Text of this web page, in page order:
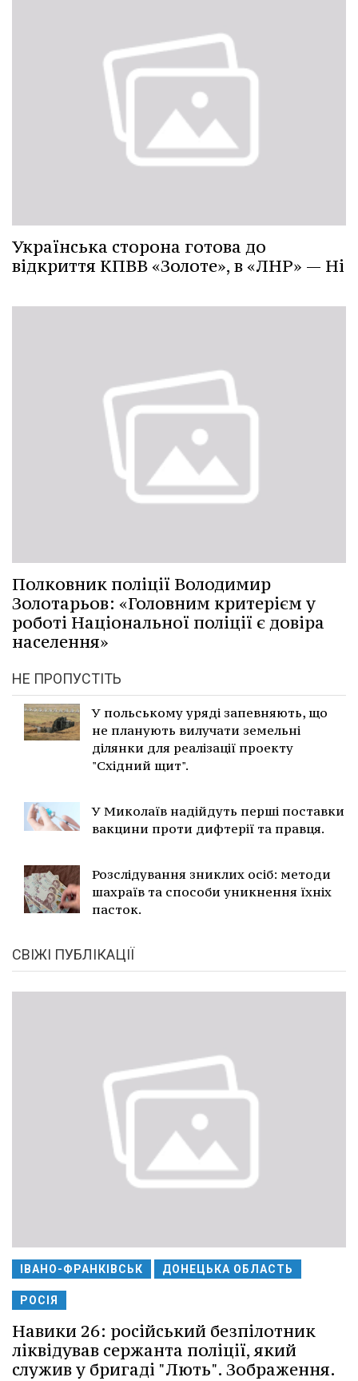
Українська сторона готова до
відкриття КПВВ «Золоте», в «ЛНР» — Ні
Полковник поліції Володимир
Золотарьов: «Головним критерієм у
роботі Національної поліції є довіра
населення»
НЕ ПРОПУСТІТЬ
У польському уряді запевняють, що
не планують вилучати земельні
ділянки для реалізації проекту
"Східний щит".
У Миколаїв надійдуть перші поставки
вакцини проти дифтерії та правця.
Розслідування зниклих осіб: методи
шахраїв та способи уникнення їхніх
пасток.
СВІЖІ ПУБЛІКАЦІЇ
ІВАНО-ФРАНКІВСЬК ДОНЕЦЬКА ОБЛАСТЬ
РОСІЯ
Навики 26: російський безпілотник
ліквідував сержанта поліції, який
служив у бригаді "Лють". Зображення.